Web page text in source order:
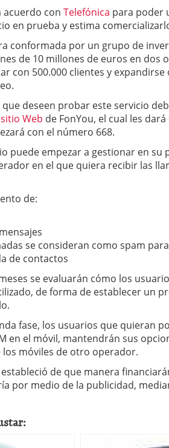
un software punto de venta?
3 de
acuerdo con Telefónica para poder
en prueba y estima
conformada por un grupo de
de 10 millones de euros en dos
con 500.000 clientes y expandirse
deseen probar este servicio
sitio Web de FonYou, el cual les
con el número 668.
puede empezar a gestionar en su
en el que quiera recibir las
de:
se consideran como spam
de contactos
se evaluarán cómo los
de forma de establecer un
fase, los usuarios que quieran
en el móvil, mantendrán sus
móviles de otro operador.
de que manera
por medio de la publicidad,